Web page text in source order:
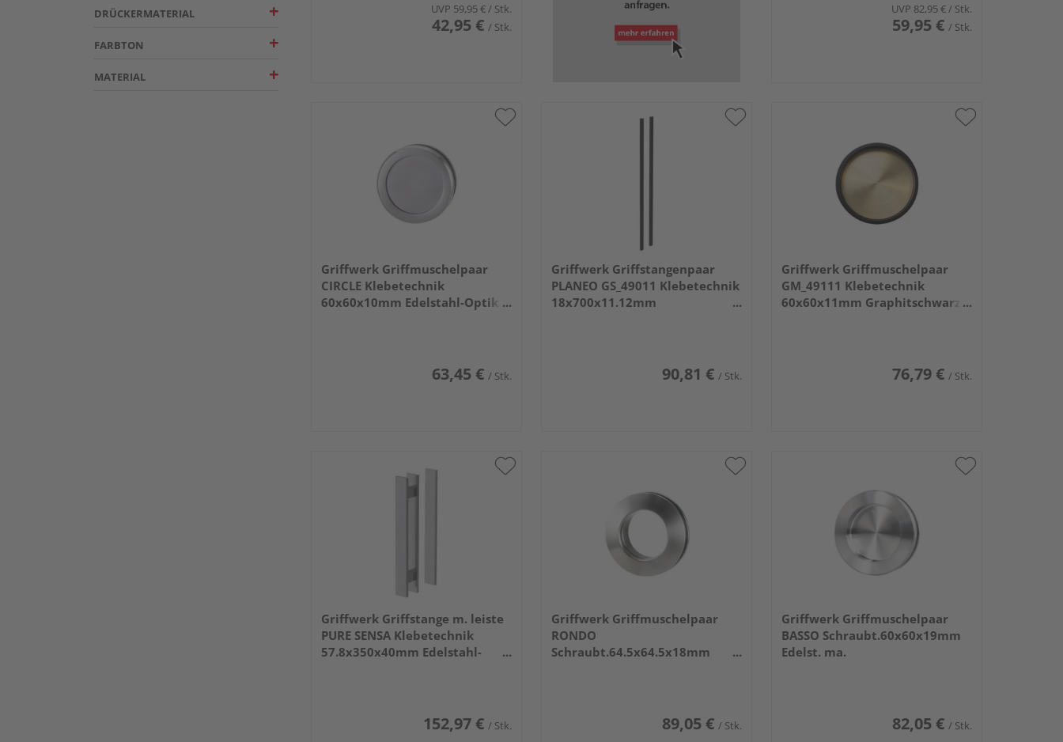
DRÜCKERMATERIAL
FARBTON
MATERIAL
UVP 59,95 €/ Stk.
42,95 € / Stk.
UVP 82,95 €/ Stk.
59,95 € / Stk.
Griffwerk Griffmuschelpaar
CIRCLE Klebetechnik
60x60x10mm Edelstahl-Optik
63,45 € / Stk.
Griffwerk Griffstangenpaar
PLANEO GS_49011 Klebetechnik
18x700x11.12mm
90,81 € / Stk.
Griffwerk Griffmuschelpaar
GM_49111 Klebetechnik
60x60x11mm Graphitschwarz-
76,79 € / Stk.
Griffwerk Griffstange m. leiste
PURE SENSA Klebetechnik
57.8x350x40mm Edelstahl-
152,97 € / Stk.
Griffwerk Griffmuschelpaar
RONDO
Schraubt.64.5x64.5x18mm
89,05 € / Stk.
Griffwerk Griffmuschelpaar
BASSO Schraubt.60x60x19mm
Edelst. ma.
82,05 € / Stk.